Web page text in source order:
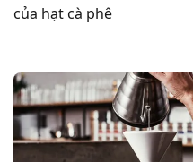
của hạt cà phê